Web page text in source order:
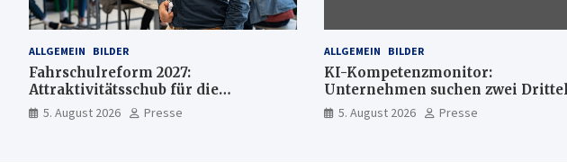
ALLGEMEIN BILDER
Fahrschulreform 2027:
Attraktivitätsschub für die
Fahrlehrerausbildung
5. August 2026 Presse
ALLGEMEIN BILDER
KI-Kompetenzmonitor:
Unternehmen suchen zwei Drittel
mehr KI-Experten
5. August 2026 Presse